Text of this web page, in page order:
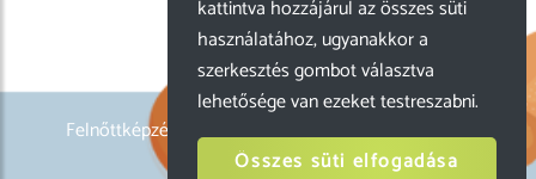
Felnőttképzési nyilvántartási szám: B/2022/000205
kattintva hozzájárul az összes süti
használatához, ugyanakkor a
szerkesztés gombot választva
lehetősége van ezeket testreszabni.
Összes süti elfogadása